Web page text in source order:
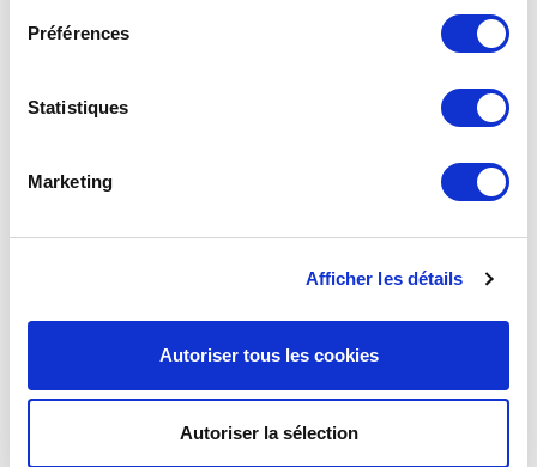
Préférences
Statistiques
Marketing
Afficher les détails
Autoriser tous les cookies
Autoriser la sélection
Filtre F44-34 Entrée M. G 3/4 ″ Sortie M. G 3/4 ″